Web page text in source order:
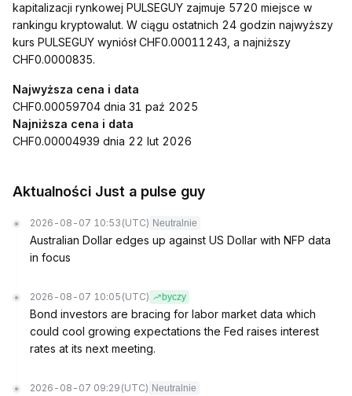
kapitalizacji rynkowej PULSEGUY zajmuje 5720 miejsce w
rankingu kryptowalut. W ciągu ostatnich 24 godzin najwyższy
kurs PULSEGUY wyniósł CHF0.00011243, a najniższy
CHF0.0000835.
Najwyższa cena i data
CHF0.00059704 dnia 31 paź 2025
Najniższa cena i data
CHF0.00004939 dnia 22 lut 2026
Aktualności Just a pulse guy
2026-08-07 10:53 (UTC) Neutralnie
Australian Dollar edges up against US Dollar with NFP data
in focus
2026-08-07 10:05 (UTC) byczy
Bond investors are bracing for labor market data which
could cool growing expectations the Fed raises interest
rates at its next meeting.
2026-08-07 09:29 (UTC) Neutralnie